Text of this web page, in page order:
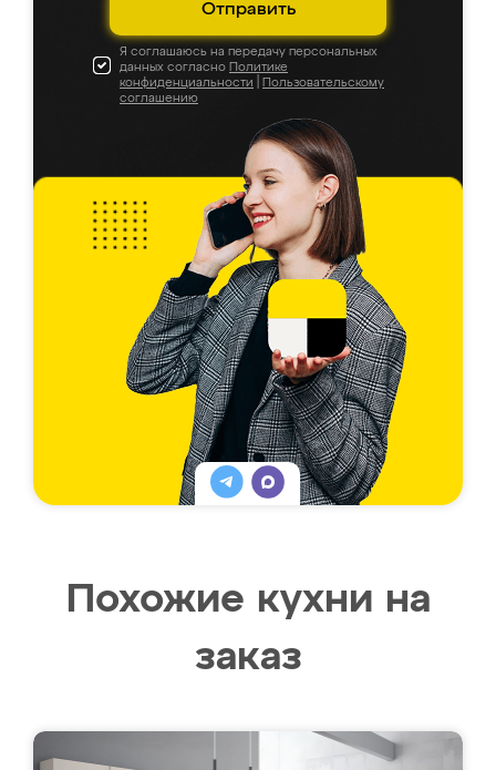
Отправить
Я соглашаюсь на передачу персональных
данных согласно Политике
конфиденциальности
Пользовательскому
соглашению
Похожие кухни на
заказ